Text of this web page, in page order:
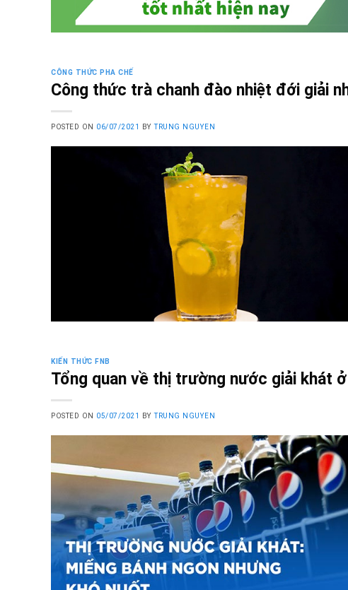
CÔNG THỨC PHA CHẾ
Công thức trà chanh đào nhiệt đới giải
POSTED ON 06/07/2021 BYTRUNG NGUYEN
KIẾN THỨC FNB
Tổng quan về thị trường nước giải khát
POSTED ON 05/07/2021 BYTRUNG NGUYEN